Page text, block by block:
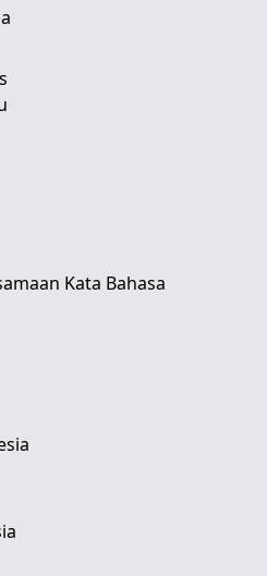
Kata Bahasa